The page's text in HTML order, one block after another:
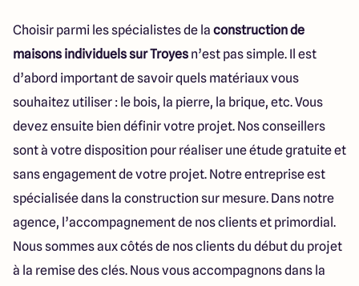
Choisir parmi les spécialistes de la construction de
maisons individuels sur Troyes n’est pas simple. Il est
d’abord important de savoir quels matériaux vous
souhaitez utiliser : le bois, la pierre, la brique, etc. Vous
devez ensuite bien définir votre projet. Nos conseillers
sont à votre disposition pour réaliser une étude gratuite et
sans engagement de votre projet. Notre entreprise est
spécialisée dans la construction sur mesure. Dans notre
agence, l’accompagnement de nos clients et primordial.
Nous sommes aux côtés de nos clients du début du projet
à la remise des clés. Nous vous accompagnons dans la